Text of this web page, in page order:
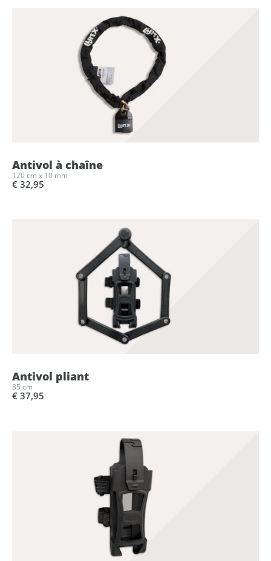
Antivol à chaîne
120 cm x 10 mm
€ 32,95
Antivol pliant
85 cm
€ 37,95